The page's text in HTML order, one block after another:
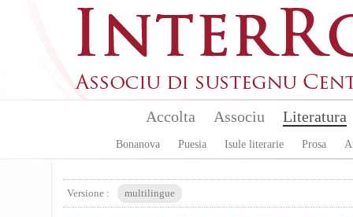
Accolta Associu Literatura
Bonanova Puesia Isule literarie Prosa
Versione : multilingue